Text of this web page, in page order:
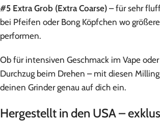
#5 Extra Grob (Extra Coarse) – für sehr
bei Pfeifen oder Bong Köpfchen wo
performen.
Ob für intensiven Geschmack im Vape
Durchzug beim Drehen – mit diesen
deinen Grinder genau auf dich ein.
Hergestellt in den USA –